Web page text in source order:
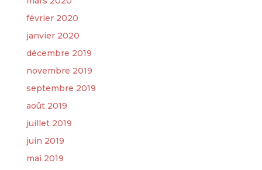
février 2020
janvier 2020
décembre 2019
novembre 2019
septembre 2019
août 2019
juillet 2019
juin 2019
mai 2019